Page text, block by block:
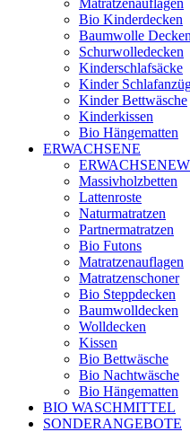
Matratzenauflagen
Bio Kinderdecken
Baumwolle Decken
Schurwolledecken
Kinderschlafsäcke
Kinder
Kinder Bettwäsche
Kinderkissen
Bio Hängematten
ERWACHSENE
Massivholzbetten
Lattenroste
Naturmatratzen
Partnermatratzen
Bio Futons
Matratzenauflagen
Matratzenschoner
Bio Steppdecken
Baumwolldecken
Wolldecken
Kissen
Bio Bettwäsche
Bio Nachtwäsche
Bio Hängematten
BIO WASCHMITTEL
SONDERANGEBOTE